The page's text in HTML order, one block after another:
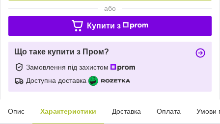
або
Купити з
Що таке купити з Пром?
Замовлення під захистом
Доступна доставка
Опис Характеристики Доставка Оплата Умови